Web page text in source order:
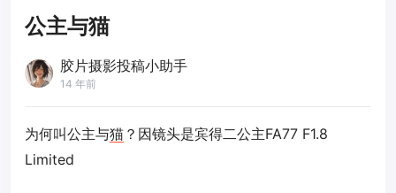
公主与猫
胶片摄影投稿小助手
14 年前
为何叫公主与猫 ？因镜头是宾得二公主FA77 F1.8
Limited